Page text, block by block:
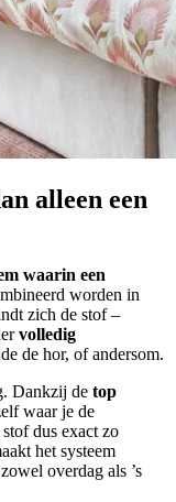
alleen een
waarin een
worden in
zich de stof –
volledig
de hor, of andersom.
Dankzij de top
waar je de
dus exact zo
het systeem
overdag als ’s